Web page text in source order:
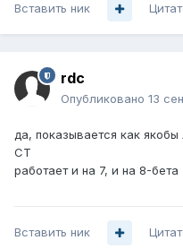
Вставить ник
rdc
Опубликовано 13
да, показывается как
CT
работает и на 7, и на 8-бета
Вставить ник